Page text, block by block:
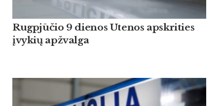
Rugpjūčio 9 dienos Utenos apskrities
įvykių apžvalga